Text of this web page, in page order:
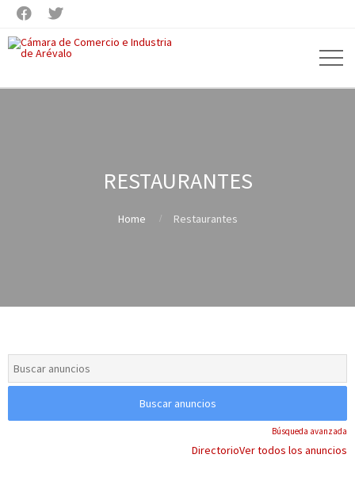
 
RESTAURANTES
Home Restaurantes
Búsqueda avanzada
DirectorioVer todos los anuncios